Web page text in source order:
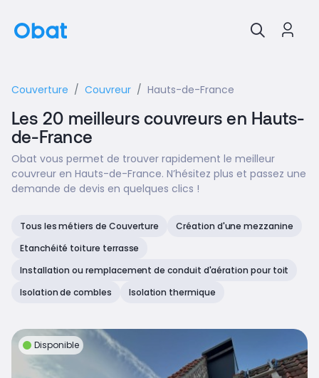
Couverture Couvreur Hauts-de-France
Les 20 meilleurs couvreurs en Hauts-
de-France
Obat vous permet de trouver rapidement le meilleur
couvreur en Hauts-de-France. N’hésitez plus et passez une
demande de devis en quelques clics !
Tous les métiers de Couverture
Création d'une mezzanine
Etanchéité toiture terrasse
Installation ou remplacement de conduit d'aération pour toit
Isolation de combles
Isolation thermique
Disponible